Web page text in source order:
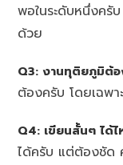
พอในระดับหนึ่งครั
ด้วย
Q3: งานทุติยภูมิต้อ
ต้องครับ โดยเฉพา
Q4: เขียนสั้นๆ ได้ไ
ได้ครับ แต่ต้องชัด